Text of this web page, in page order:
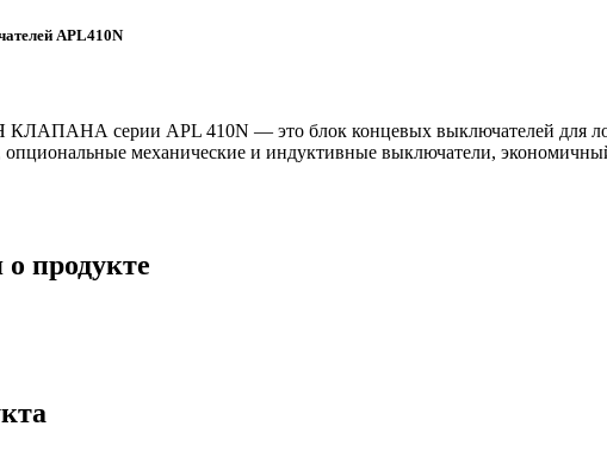
APL410N
серии APL 410N — это блок концевых выключателей для
механические и индуктивные выключатели,
продукте